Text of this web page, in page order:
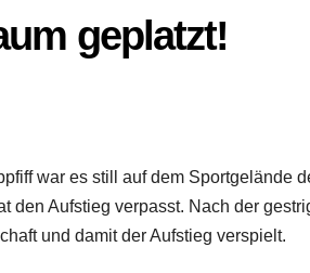
geplatzt!
war es still auf dem Sportgelände
den Aufstieg verpasst. Nach der
und damit der Aufstieg verspielt.